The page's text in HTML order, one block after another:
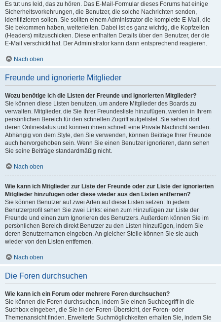
Es tut uns leid, das zu hören. Das E-Mail-Formular dieses Forums hat einige
Sicherheitsvorkehrungen, die Benutzer, die solche Nachrichten senden,
identifizieren sollen. Sie sollten einem Administrator die komplette E-Mail, die
Sie bekommen haben, weiterleiten. Dabei ist es ganz wichtig, die Kopfzeilen
(Headers) mitzuschicken. Diese enthalten Details über den Benutzer, der die
E-Mail verschickt hat. Der Administrator kann dann entsprechend reagieren.
Nach oben
Freunde und ignorierte Mitglieder
Wozu benötige ich die Listen der Freunde und ignorierten Mitglieder?
Sie können diese Listen benutzen, um andere Mitglieder des Boards zu
verwalten. Mitglieder, die Sie Ihrer Freundesliste hinzufügen, werden in Ihrem
persönlichen Bereich für den schnellen Zugriff aufgelistet. Sie sehen dort
deren Onlinestatus und können ihnen schnell eine Private Nachricht senden.
Abhängig von dem Style, den Sie verwenden, können Beiträge Ihrer Freunde
auch hervorgehoben sein. Wenn Sie einen Benutzer ignorieren, dann sehen
Sie seine Beiträge standardmäßig nicht.
Nach oben
Wie kann ich Mitglieder zur Liste der Freunde oder zur Liste der ignorierten
Mitglieder hinzufügen oder diese wieder aus den Listen entfernen?
Sie können Benutzer auf zwei Arten auf diese Listen setzen: In jedem
Benutzerprofil sehen Sie zwei Links: einen zum Hinzufügen zur Liste der
Freunde und einen zum Ignorieren des Benutzers. Außerdem können Sie im
persönlichen Bereich direkt Benutzer zu den Listen hinzufügen, indem Sie
deren Benutzernamen eingeben. An gleicher Stelle können Sie sie auch
wieder von den Listen entfernen.
Nach oben
Die Foren durchsuchen
Wie kann ich ein Forum oder mehrere Foren durchsuchen?
Sie können die Foren durchsuchen, indem Sie einen Suchbegriff in die
Suchbox eingeben, die Sie in der Foren-Übersicht, der Foren- oder
Themenansicht finden. Erweiterte Suchmöglichkeiten erhalten Sie, indem Sie